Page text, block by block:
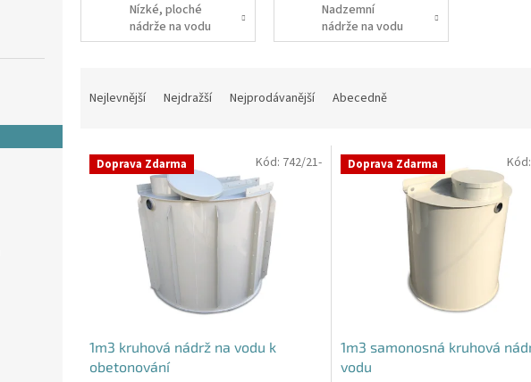
Nízké, ploché
nádrže na vodu
Nadzemní
nádrže na vodu
n
Nejlevnější Nejdražší Nejprodávanější Abecedně
V Doprava Zdarma
1m3 kruhová nádrž na vodu k
obetonování
Kód: 742/21- Doprava Zdarma
1m3 samonosná kruhová
vodu
Kód: